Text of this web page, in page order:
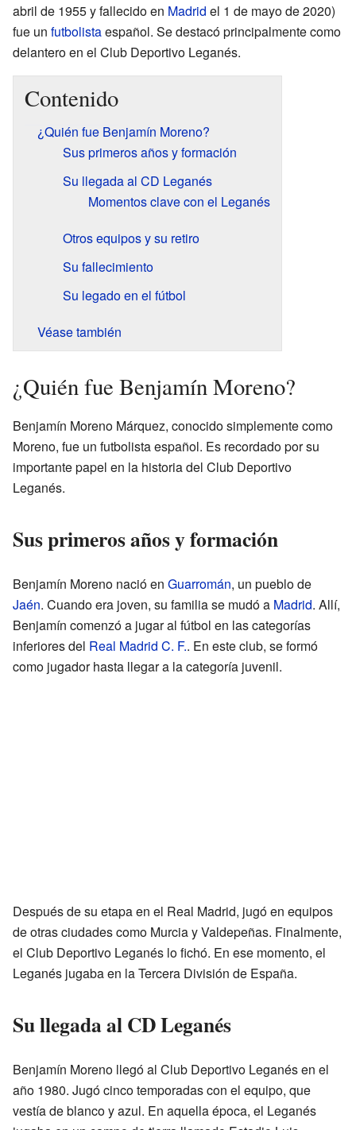
abril de 1955 y fallecido en Madrid el 1 de mayo de 2020)
fue un futbolistaespañol. Se destacó principalmente como
delantero en el Club Deportivo Leganés.
Contenido
¿Quién fue Benjamín Moreno?
Sus primeros años y formación
Su llegada al CD Leganés
Momentos clave con el Leganés
Otros equipos y su retiro
Su fallecimiento
Su legado en el fútbol
Véase también
¿Quién fue Benjamín Moreno?
Benjamín Moreno Márquez, conocido simplemente como
Moreno, fue un futbolista español. Es recordado por su
importante papel en la historia del Club Deportivo
Leganés.
Sus primeros años y formación
Benjamín Moreno nació en Guarromán, un pueblo de
Jaén. Cuando era joven, su familia se mudó a Madrid. Allí,
Benjamín comenzó a jugar al fútbol en las categorías
inferiores del Real Madrid C. F.. En este club, se formó
como jugador hasta llegar a la categoría juvenil.
Después de su etapa en el Real Madrid, jugó en equipos
de otras ciudades como Murcia y Valdepeñas. Finalmente,
el Club Deportivo Leganés lo fichó. En ese momento, el
Leganés jugaba en la Tercera División de España.
Su llegada al CD Leganés
Benjamín Moreno llegó al Club Deportivo Leganés en el
año 1980. Jugó cinco temporadas con el equipo, que
vestía de blanco y azul. En aquella época, el Leganés